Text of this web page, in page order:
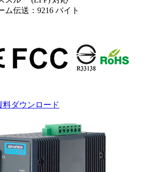
ム伝送：9216 バイト
料ダウンロード